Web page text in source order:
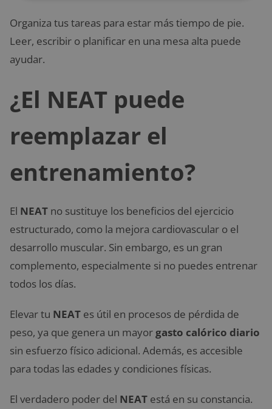
Organiza tus tareas para estar más tiempo de pie.
Leer, escribir o planificar en una mesa alta puede
ayudar.
¿El NEAT puede
reemplazar el
entrenamiento?
El NEAT no sustituye los beneficios del ejercicio
estructurado, como la mejora cardiovascular o el
desarrollo muscular. Sin embargo, es un gran
complemento, especialmente si no puedes entrenar
todos los días.
Elevar tu NEAT es útil en procesos de pérdida de
peso, ya que genera un mayor gasto calórico diario
sin esfuerzo físico adicional. Además, es accesible
para todas las edades y condiciones físicas.
El verdadero poder del NEAT está en su constancia.